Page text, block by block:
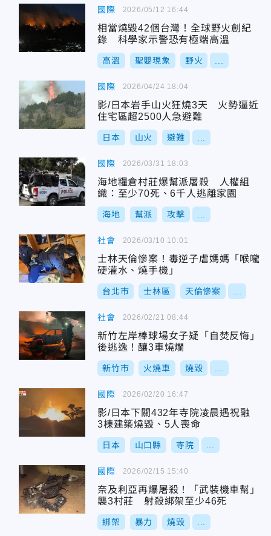
國際
相當燒毀42個台灣！全球野火創紀
錄 科學家示警恐有極端高溫
高溫 聖嬰現象 野火
2026/05/12 16:44
國際
影/日本岩手山火狂燒3天 火勢逼近
住宅區超2500人急避難
日本 山火 避難
2026/04/24 18:04
國際
海地糧倉村莊爆幫派屠殺 人權組
織：至少70死、6千人逃離家園
海地 幫派 攻擊
2026/03/31 18:03
社會
士林天倫慘案！毒逆子虐媽媽「喉嚨
硬灌水、燒手機」
台北市 士林區 天倫慘案
2026/03/10 10:01
社會
新竹左岸棒球場女子疑「自焚反悔」
後逃逸！釀3車燒爛
新竹市 火燒車 燒毀
2026/02/21 08:44
國際
影/日本下關432年寺院凌晨遇祝融
3棟建築燒毀、5人喪命
日本 山口縣 寺院
2026/02/20 16:47
國際
奈及利亞再爆屠殺！「武裝機車幫」
襲3村莊 射殺綁架至少46死
綁架 暴力 燒毀
2026/02/15 15:40